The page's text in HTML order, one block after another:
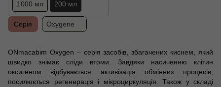
1000 мл 200 мл
ONmacabim Oxygen – серія засобів, збагачених киснем, який
швидко знімає сліди втоми. Завдяки насиченню клітин
оксигеном відбувається активізація обмінних процесів,
посилюється регенерація і мікроциркуляція. Також у складі
Серія Oxygene